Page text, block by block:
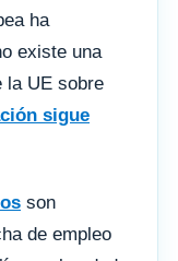
ha
existe una
la UE sobre
sigue
son
de empleo